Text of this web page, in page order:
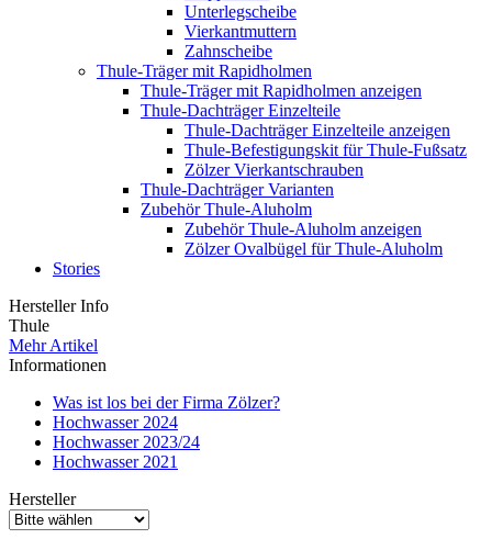
Unterlegscheibe
Vierkantmuttern
Zahnscheibe
Thule-Träger mit Rapidholmen
Thule-Träger mit Rapidholmen anzeigen
Thule-Dachträger Einzelteile
Thule-Dachträger Einzelteile anzeigen
Thule-Befestigungskit für Thule-Fußsatz
Zölzer Vierkantschrauben
Thule-Dachträger Varianten
Zubehör Thule-Aluholm
Zubehör Thule-Aluholm anzeigen
Zölzer Ovalbügel für Thule-Aluholm
Stories
Hersteller Info
Thule
Mehr Artikel
Informationen
Was ist los bei der Firma Zölzer?
Hochwasser 2024
Hochwasser 2023/24
Hochwasser 2021
Hersteller